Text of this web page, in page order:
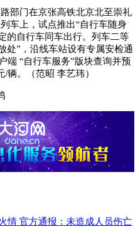
部门在京张高铁北京北至崇礼
车上，试点推出“自行车随身
的自行车同车出行。列车二等
处”，沿线车站设有专属安检通
端‌ “自行车服务”版块查询并预
辆‌。（范昭 李艺玮）
情 官方通报：未造成人员伤亡